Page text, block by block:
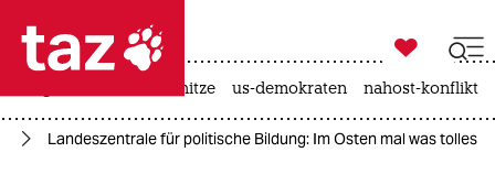
 taz zahl ich
taz zahl ich

taz zahl ich
hitze us-demokraten nahost-konflikt
Landeszentrale für politische Bildung: Im Osten mal was tolles